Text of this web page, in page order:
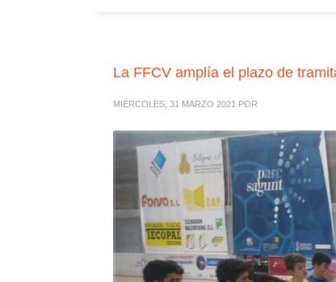
La FFCV amplía el plazo de
MIÉRCOLES, 31 MARZO 2021 POR